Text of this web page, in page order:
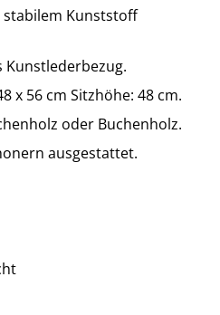
stabilem Kunststoff
Kunstlederbezug.
x 56 cm Sitzhöhe: 48 cm.
oder Buchenholz.
ausgestattet.